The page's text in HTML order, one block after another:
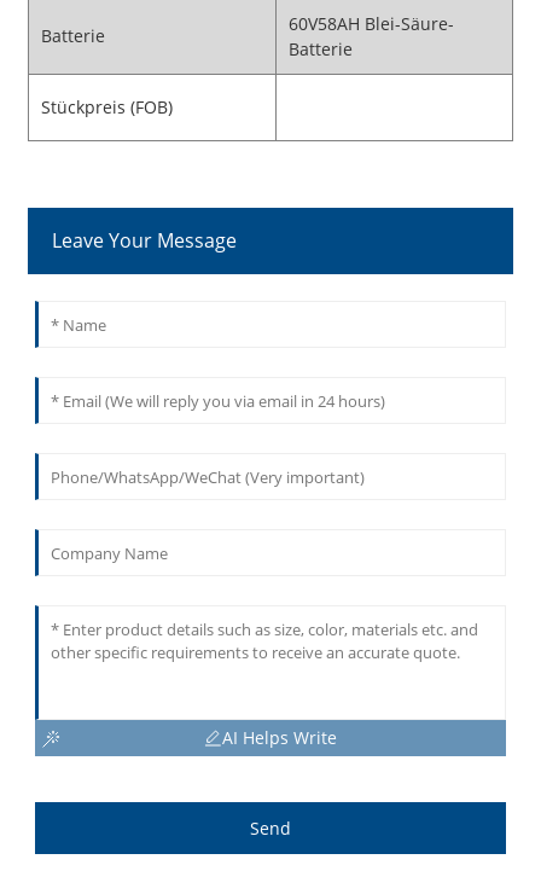
Batterie
60V58AH Blei-Säure-
Batterie
Stückpreis (FOB)
Leave Your Message
AI Helps Write
Send